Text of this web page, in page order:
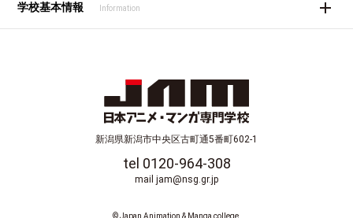
学校基本情報 Information
新潟県新潟市中央区古町通5番町602-1
tel 0120-964-308
mail jam@nsg.gr.jp
© Japan Animation & Manga college.